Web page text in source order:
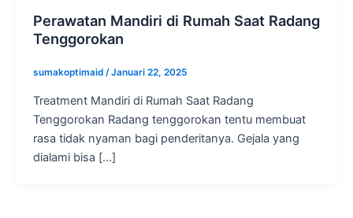
Perawatan Mandiri di Rumah Saat Radang
Tenggorokan
sumakoptimaid /Januari 22, 2025
Treatment Mandiri di Rumah Saat Radang
Tenggorokan Radang tenggorokan tentu membuat
rasa tidak nyaman bagi penderitanya. Gejala yang
dialami bisa […]